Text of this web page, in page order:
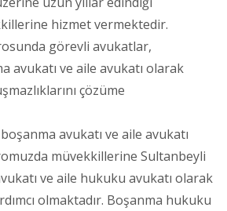
hizmet vermektedir.
görevli avukatlar,
avukatı ve aile avukatı olarak
çözüme
avukatı ve aile avukatı
müvekkillerine Sultanbeyli
ve aile hukuku avukatı olarak
olmaktadır. Boşanma hukuku